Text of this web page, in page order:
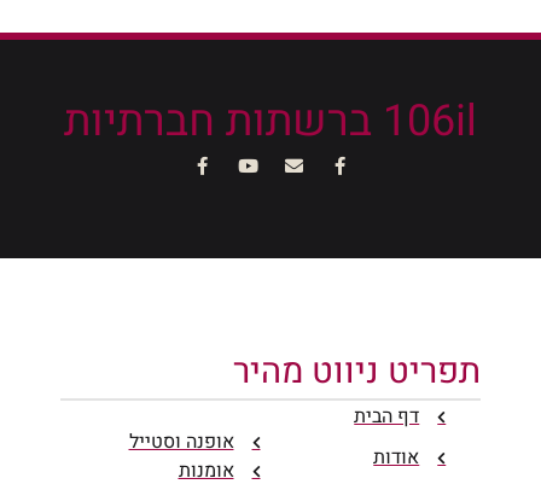
106il ברשתות חברתיות
תפריט ניווט מהיר
דף הבית
אודות
אופנה וסטייל
אומנות